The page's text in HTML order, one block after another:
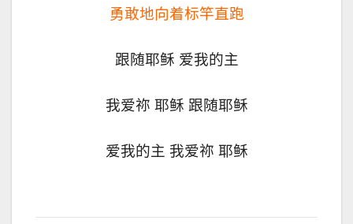
勇敢地向着标竿直跑
跟随耶稣 爱我的主
我爱祢 耶稣 跟随耶稣
爱我的主 我爱祢 耶稣